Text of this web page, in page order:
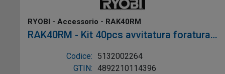
RYOBI - Accessorio - RAK40RM
RAK40RM - Kit 40pcs avvitatura foratura
Codice:
5132002264
GTIN: 4892210114396